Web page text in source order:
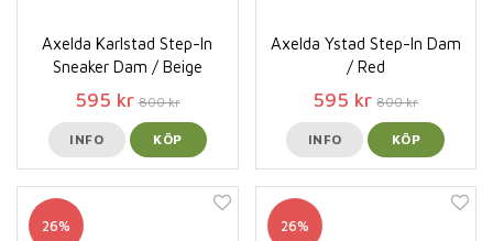
Axelda Karlstad Step-In
Sneaker Dam / Beige
595 kr 800 kr
INFO KÖP
Axelda Ystad Step-In Dam
/ Red
595 kr 800 kr
INFO KÖP
26% 26%